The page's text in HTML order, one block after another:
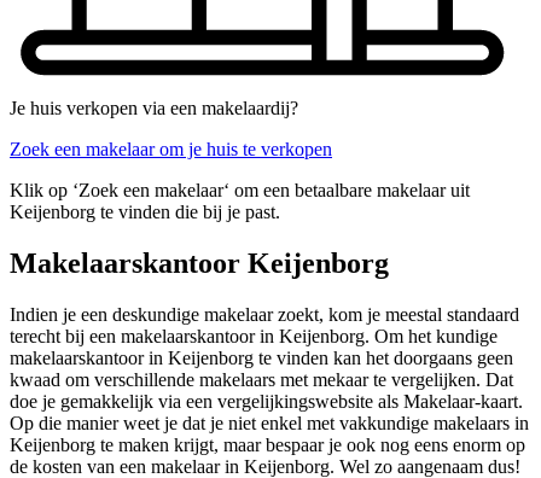
Je huis verkopen via een makelaardij?
Zoek een makelaar om je huis te verkopen
Klik op ‘Zoek een makelaar‘ om een betaalbare makelaar uit
Keijenborg te vinden die bij je past.
Makelaarskantoor Keijenborg
Indien je een deskundige makelaar zoekt, kom je meestal standaard
terecht bij een makelaarskantoor in Keijenborg. Om het kundige
makelaarskantoor in Keijenborg te vinden kan het doorgaans geen
kwaad om verschillende makelaars met mekaar te vergelijken. Dat
doe je gemakkelijk via een vergelijkingswebsite als Makelaar-kaart.
Op die manier weet je dat je niet enkel met vakkundige makelaars in
Keijenborg te maken krijgt, maar bespaar je ook nog eens enorm op
de kosten van een makelaar in Keijenborg. Wel zo aangenaam dus!